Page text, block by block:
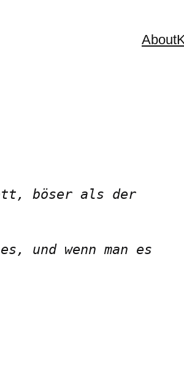
About
böser als der
und wenn man es